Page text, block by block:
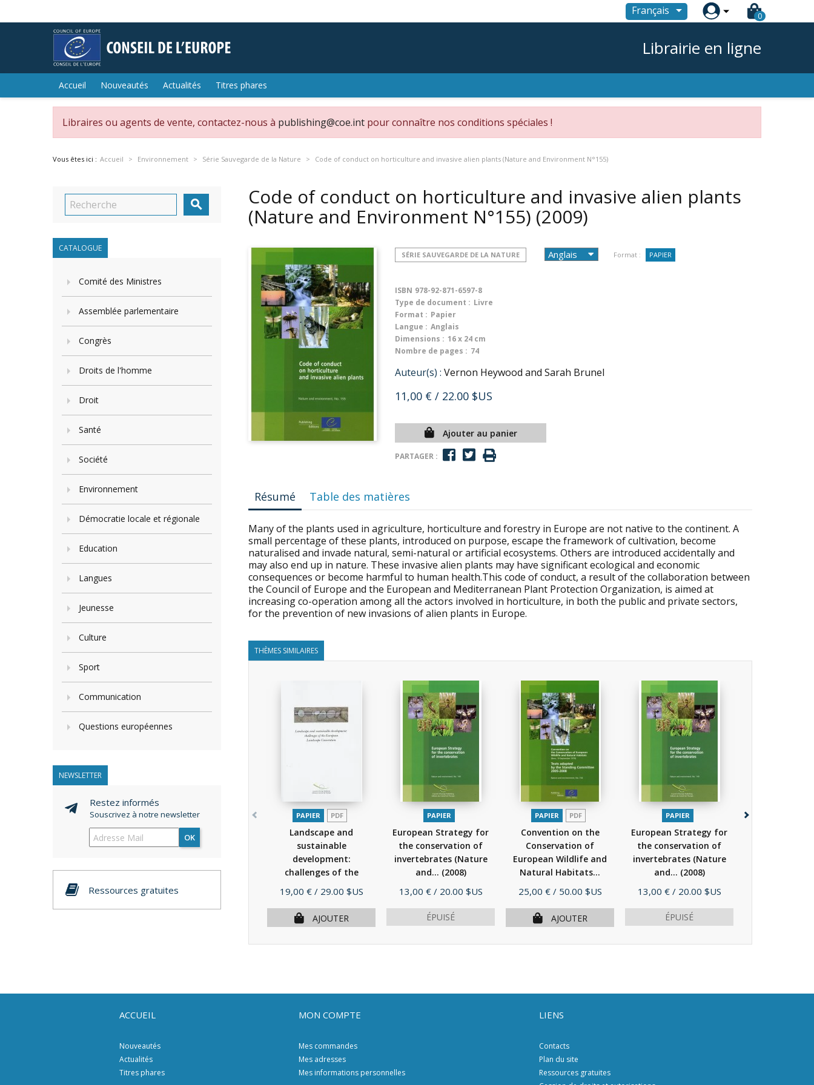
Français  0
Librairie en ligne
Accueil Nouveautés Actualités Titres phares
Libraires ou agents de vente, contactez-nous à publishing@coe.int pour connaître nos conditions spéciales !
Vous êtes ici : Accueil Environnement Série Sauvegarde de la Nature Code of conduct on horticulture and invasive alien plants (Nature and Environment N°155)

CATALOGUE
Comité des Ministres
Assemblée parlementaire
Congrès
Droits de l'homme
Droit
Santé
Société
Environnement
Démocratie locale et régionale
Education
Langues
Jeunesse
Culture
Sport
Communication
Questions européennes
NEWSLETTER
Restez informés
Souscrivez à notre newsletter
OK
Ressources gratuites
Code of conduct on horticulture and invasive alien plants
(Nature and Environment N°155) (2009)
SÉRIE SAUVEGARDE DE LA NATURE Format : PAPIER
ISBN 978-92-871-6597-8
Type de document : Livre
Format : Papier
Langue : Anglais
Dimensions : 16 x 24 cm
Nombre de pages : 74
Auteur(s) : Vernon Heywood and Sarah Brunel
11,00 € / 22.00 $US
Ajouter au panier
PARTAGER :
Résumé Table des matières
Many of the plants used in agriculture, horticulture and forestry in Europe are not native to the continent. A
small percentage of these plants, introduced on purpose, escape the framework of cultivation, become
naturalised and invade natural, semi-natural or artificial ecosystems. Others are introduced accidentally and
may also end up in nature. These invasive alien plants may have significant ecological and economic
consequences or become harmful to human health.This code of conduct, a result of the collaboration between
the Council of Europe and the European and Mediterranean Plant Protection Organization, is aimed at
increasing co-operation among all the actors involved in horticulture, in both the public and private sectors,
for the prevention of new invasions of alien plants in Europe.
THÈMES SIMILAIRES
PAPIER PDF
Landscape and
sustainable
development:
challenges of the
(2006)
Prix
19,00 € / 29.00 $US
AJOUTER
PAPIER
European Strategy for
the conservation of
invertebrates (Nature
and... (2008)
Prix
13,00 € / 20.00 $US
ÉPUISÉ
PAPIER PDF
Convention on the
Conservation of
European Wildlife and
Natural Habitats...
Prix
25,00 € / 50.00 $US
AJOUTER
PAPIER
European Strategy for
the conservation of
invertebrates (Nature
and... (2008)
Prix
13,00 € / 20.00 $US
ÉPUISÉ
ACCUEIL
Nouveautés
Actualités
Titres phares
MON COMPTE
Mes commandes
Mes adresses
Mes informations personnelles
LIENS
Contacts
Plan du site
Ressources gratuites